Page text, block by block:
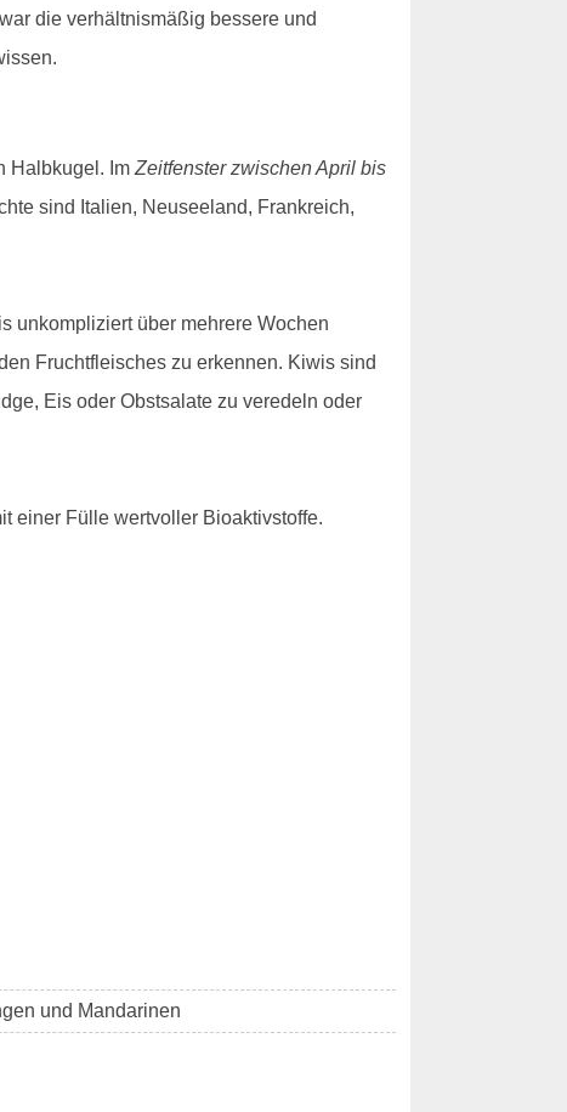
die verhältnismäßig bessere und
Halbkugel. Im Zeitfenster zwischen April bis
sind Italien, Neuseeland, Frankreich,
unkompliziert über mehrere Wochen
Fruchtfleisches zu erkennen. Kiwis sind
Eis oder Obstsalate zu veredeln oder
einer Fülle wertvoller Bioaktivstoffe.
und Mandarinen